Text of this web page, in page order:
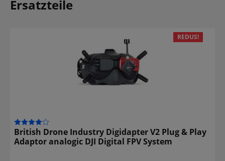
Ersatzteile
REDUS!
British Drone Industry Digidapter V2 Plug & Play
Adaptor analogic DJI Digital FPV System